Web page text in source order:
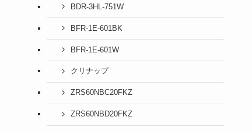
BDR-3HL-751W
BFR-1E-601BK
BFR-1E-601W
クリナップ
ZRS60NBC20FKZ
ZRS60NBD20FKZ